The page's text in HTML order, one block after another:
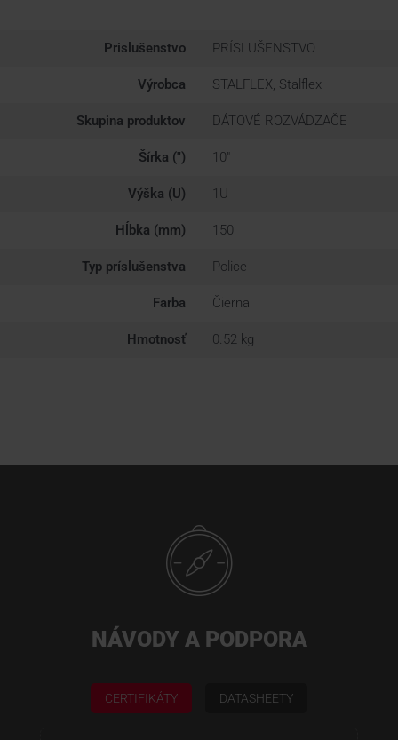
Prislušenstvo PRÍSLUŠENSTVO
Výrobca STALFLEX, Stalflex
Skupina produktov DÁTOVÉ ROZVÁDZAČE
Šírka (") 10"
Výška (U) 1U
Hĺbka (mm) 150
Typ príslušenstva Police
Farba Čierna
Hmotnosť 0.52 kg
NÁVODY A PODPORA
CERTIFIKÁTY DATASHEETY